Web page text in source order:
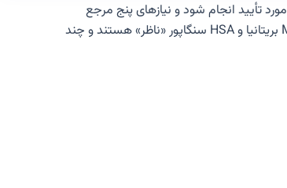
مورد تأیید انجام شود و نیازهای پنج مرجع
. اتحادیهٔ اروپا، MHRA بریتانیا و HSA سنگاپور «ناظر» هستند و چند